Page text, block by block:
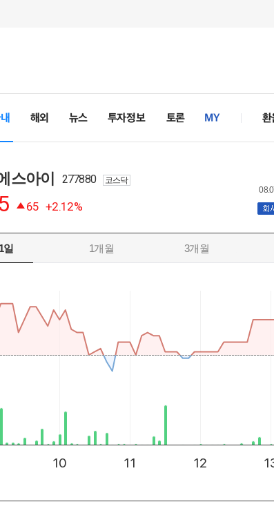
스아이 277880 코스닥
65 +2.12%
1일 1개월 3개월